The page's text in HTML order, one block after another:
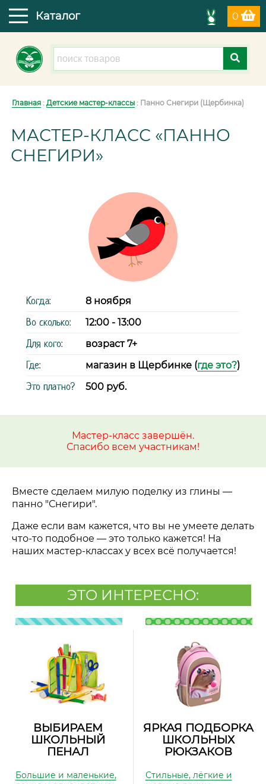
0
Каталог
Главная : Детские мастер-классы : Панно Снегири (Щербинка)
МАСТЕР-КЛАСС «ПАННО
СНЕГИРИ»
Когда: 8 ноября
Во сколько: 12:00 - 13:00
Для кого: возраст 7+
Где: магазин в Щербинке (где это?)
Это платно? 500 руб.
Мастер-класс завершён.
Спасибо всем участникам!
Вместе сделаем милую поделку из глины —
панно "Снегири".
Даже если вам кажется, что вы не умеете делать
что-то подобное — это только кажется! На
наших мастер-классах у всех всё получается!
ЭТО ИНТЕРЕСНО:
ВЫБИРАЕМ
ШКОЛЬНЫЙ
ПЕНАЛ
Большие и маленькие,
ЯРКАЯ ПОДБОРКА
ШКОЛЬНЫХ
РЮКЗАКОВ
Стильные, лёгкие и